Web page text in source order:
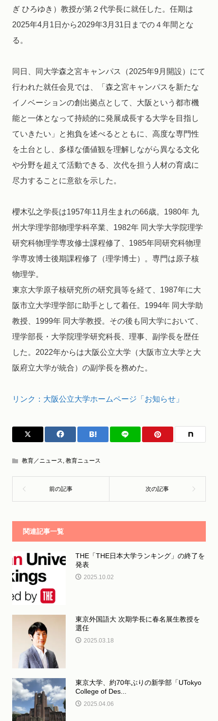
ぎ ひろゆき）教授が第２代学長に就任した。任期は
2025年4月1日から2029年3月31日までの４年間とな
る。
同日、同大学森之宮キャンパス（2025年9月開設）にて
行われた就任会見では、「森之宮キャンパスを新たな
イノベーションの創出拠点として、大阪という都市機
能と一体となって持続的に発展成長する大学を目指し
ていきたい」と抱負を述べるとともに、高度な専門性
を土台とし、多様な価値観を理解しながら異なる文化
や分野を超えて活動できる、次代を担う人材の育成に
尽力することに意欲を示した。
櫻木弘之学長は1957年11月生まれの66歳。1980年 九
州大学理学部物理学科卒業、1982年 同大学大学院理学
研究科物理学専攻修士課程修了、1985年同研究科物理
学専攻博士後期課程修了（理学博士）。専門は原子核
物理学。
東京大学原子核研究所の研究員等を経て、1987年に大
阪市立大学理学部に助手として着任。1994年 同大学助
教授、1999年 同大学教授。その後も同大学において、
理学部長・大学院理学研究科長、理事、副学長を歴任
した。2022年からは大阪公立大学（大阪市立大学と大
阪府立大学が統合）の副学長を務めた。
リンク：大阪公立大学ホームページ「お知らせ」
教育／ニュース, 教育ニュース
関連記事一覧
THE「THE日本大学ランキング」の終了を
発表
2025.10.02
東京外国語大 次期学長に春名展生教授を
選任
2025.03.18
東京大学、約70年ぶりの新学部「UTokyo
College of Des...
2025.04.06